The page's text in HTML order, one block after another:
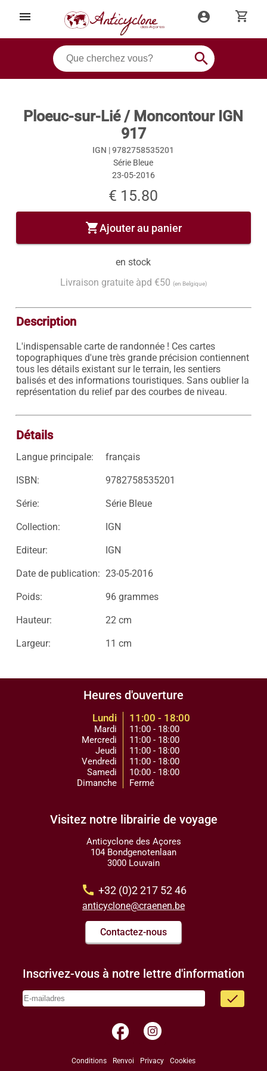
menu account_circle shopping_cart
search
Ploeuc-sur-Lié / Moncontour IGN
917
IGN |9782758535201
Série Bleue
23-05-2016
€ 15.80
shopping_cartAjouter au panier
en stock
Livraison gratuite àpd €50 (en Belgique)
Description
L'indispensable carte de randonnée ! Ces cartes
topographiques d'une très grande précision contiennent
tous les détails existant sur le terrain, les sentiers
balisés et des informations touristiques. Sans oublier la
représentation du relief par des courbes de niveau.
Détails
Langue principale: français
ISBN: 9782758535201
Série: Série Bleue
Collection: IGN
Editeur: IGN
Date de publication: 23-05-2016
Poids: 96 grammes
Hauteur: 22 cm
Largeur: 11 cm
Heures d'ouverture
Lundi
Mardi
Mercredi
Jeudi
Vendredi
Samedi
Dimanche
11:00 - 18:00
11:00 - 18:00
11:00 - 18:00
11:00 - 18:00
11:00 - 18:00
10:00 - 18:00
Fermé
Visitez notre librairie de voyage
Anticyclone des Açores
104 Bondgenotenlaan
3000 Louvain
call +32 (0)2 217 52 46
anticyclone@craenen.be
Contactez-nous
Inscrivez-vous à notre lettre d'information
done
facebook
Conditions Renvoi Privacy Cookies